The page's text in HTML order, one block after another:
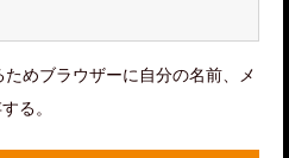
めブラウザーに自分の名前、メ
る。